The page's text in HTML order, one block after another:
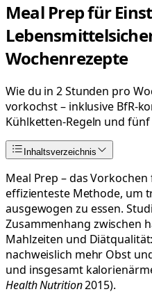
Meal Prep für
Wochenrezepte
Wie du in 2 Stunden pro
vorkochst – inklusive BfR-
Kühlketten-Regeln und
Inhaltsverzeichnis
Meal Prep – das
effizienteste Methode, um
ausgewogen zu essen.
Zusammenhang zwischen
Mahlzeiten und
nachweislich mehr Obst
und insgesamt
Health Nutrition2015).